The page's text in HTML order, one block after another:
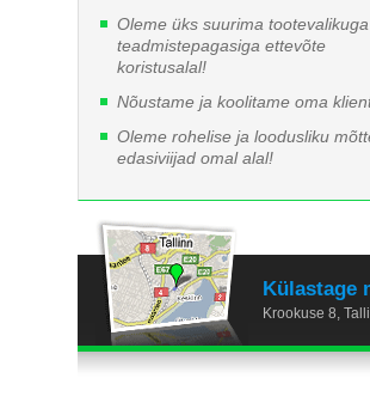
Oleme üks suurima
teadmistepagasiga ettevõte
koristusalal!
Nõustame ja koolitame oma
Oleme rohelise ja loodusliku
edasiviijad omal alal!
Külastage
Krookuse 8,